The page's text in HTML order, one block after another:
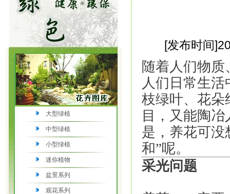
大型绿植
中型绿植
小型绿植
迷你植物
盆景系列
观花系列
[发布时间
随着人们物
人们日常生
枝绿叶、花朵
目，又能陶
是，养花可没
和”呢。
采光问题